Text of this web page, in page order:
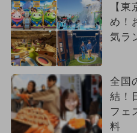
【
め！
気ラ
全国
結！
フェ
料